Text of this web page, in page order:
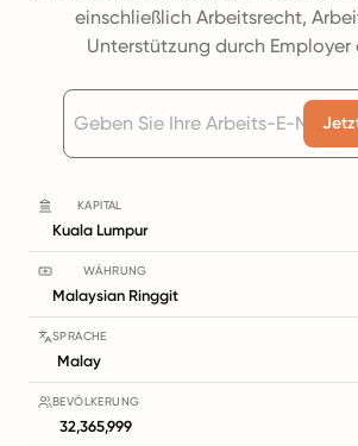
einschließlich Arbeitsrecht,
Unterstützung durch Employer
KAPITAL
Kuala Lumpur
WÄHRUNG
Malaysian Ringgit
SPRACHE
Malay
BEVÖLKERUNG
32,365,999